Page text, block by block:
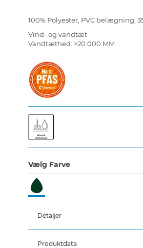
100% Polyester, PVC belægning,
Vind- og vandtæt
Vandtæthed: >20.000 MM
Vælg Farve
Detaljer
Produktdata